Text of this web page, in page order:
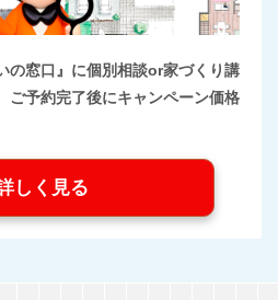
の窓口』に個別相談or家づくり講
ご予約完了後にキャンペーン価格
しく見る